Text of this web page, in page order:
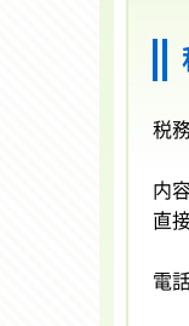
税
内
直
電